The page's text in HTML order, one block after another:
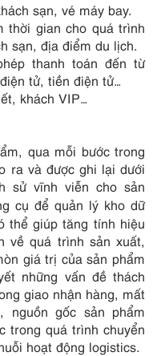
sạn, vé máy bay.
thời gian cho quá trình
sạn, địa điểm du lịch.
thanh toán đến từ
tử, tiền điện tử…
khách VIP…
qua mỗi bước trong
ra và được ghi lại dưới
sử vĩnh viễn cho sản
cụ để quản lý kho dữ
thể giúp tăng tính hiệu
về quá trình sản xuất,
giá trị của sản phẩm
những vấn đề thách
giao nhận hàng, mất
gốc sản phẩm
trong quá trình chuyển
hoạt động logistics.